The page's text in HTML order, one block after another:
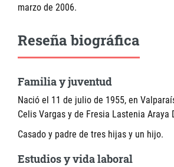
marzo de 2006.
Reseña biográfica
Familia y juventud
Nació el 11 de julio de 1955, en
Celis Vargas y de Fresia Lastenia Araya
Casado y padre de tres hijas y un hijo.
Estudios y vida laboral